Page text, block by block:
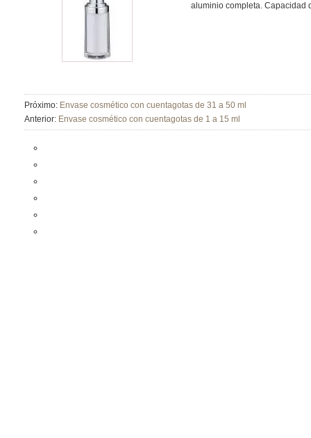
aluminio completa. Capacidad
Próximo: Envase cosmético con cuentagotas de 31 a 50 ml
Anterior: Envase cosmético con cuentagotas de 1 a 15 ml